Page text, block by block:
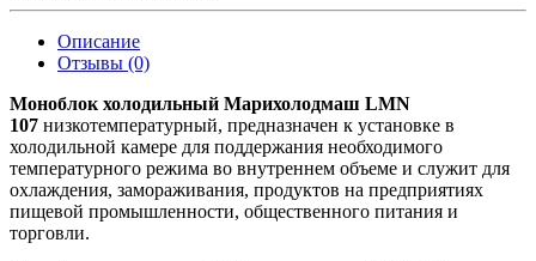
Описание
Отзывы (0)
Моноблок холодильный Марихолодмаш LMN
107 низкотемпературный, предназначен к установке в
холодильной камере для поддержания необходимого
температурного режима во внутреннем объеме и служит для
охлаждения, замораживания, продуктов на предприятиях
пищевой промышленности, общественного питания и
торговли.